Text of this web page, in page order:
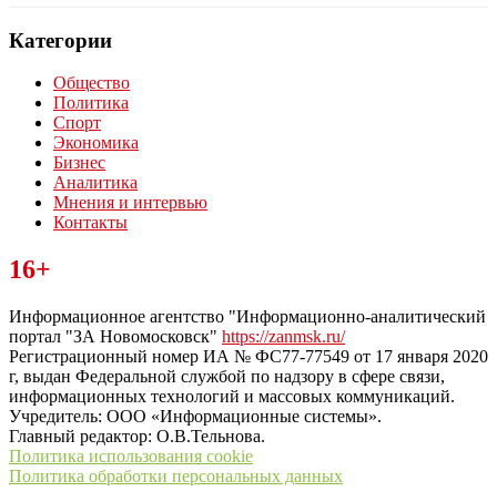
Категории
Общество
Политика
Спорт
Экономика
Бизнес
Аналитика
Мнения и интервью
Контакты
Читайте последние новости дня в Тульской области на сайте
“ЗаНовомосковск”
16+
Информационное агентство "Информационно-аналитический
портал "ЗА Новомосковск" https://zanmsk.ru/
Регистрационный номер ИА № ФС77-77549 от 17 января 2020
г, выдан Федеральной службой по надзору в сфере связи,
информационных технологий и массовых коммуникаций.
Учредитель: ООО «Информационные системы».
Главный редактор: О.В.Тельнова.
Политика использования cookie
Политика обработки персональных данных